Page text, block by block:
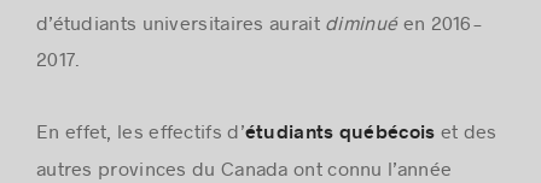
d’étudiants universitaires aurait diminuéen 2016-
2017.
En effet, les effectifs d’étudiants québécois et des
autres provinces du Canada ont connu l’année